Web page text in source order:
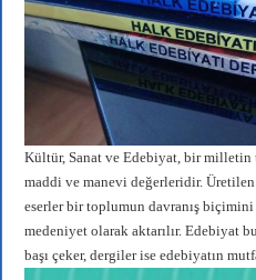
pp
Kültür, Sanat ve Edebiyat, bir milletin
maddi ve manevi değerleridir.
eserler bir toplumun davranış
medeniyet olarak aktarılır. Edebiyat
başı çeker, dergiler ise edebiyatın